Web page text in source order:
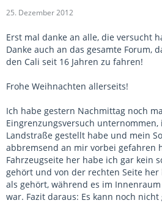
25. Dezember 2012
Erst mal danke an alle, die versucht
Danke auch an das gesamte Forum,
den Cali seit 16 Jahren zu fahren!
Frohe Weihnachten allerseits!
Ich habe gestern Nachmittag noch
Eingrenzungsversuch
Landstraße gestellt habe und mein
abbremsend an mir vorbei gefahren
Fahrzeugseite her habe ich gar kein
gehört und von der rechten Seite
als gehört, während es im
war. Fazit daraus: Es kann noch